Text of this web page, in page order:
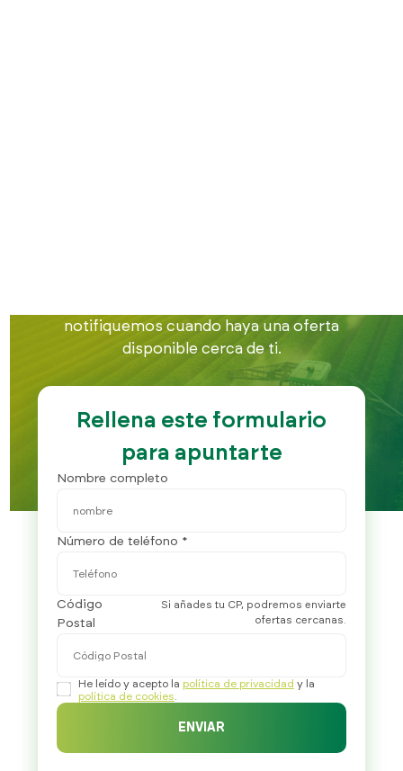
notifiquemos cuando haya una oferta
disponible cerca de ti.
Rellena este formulario
para apuntarte
Nombre completo
Número de teléfono *
Código
Postal
Si añades tu CP, podremos enviarte
ofertas cercanas.
He leído y acepto la política de privacidad y la
política de cookies
ENVIAR